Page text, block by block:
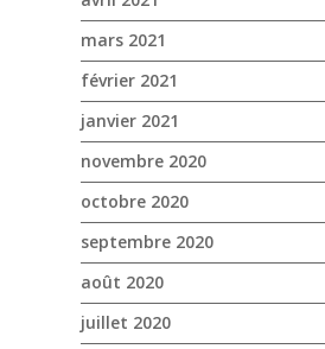
mars 2021
février 2021
janvier 2021
novembre 2020
octobre 2020
septembre 2020
août 2020
juillet 2020